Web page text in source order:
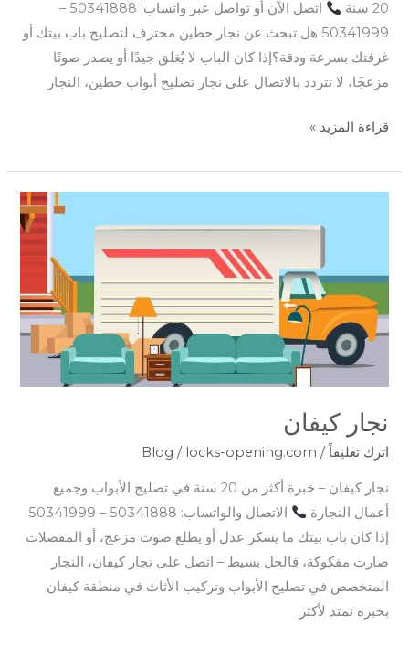
20 سنة
اتصل الآن أو تواصل عبر واتساب: 50341888 –
50341999 هل تبحث عن نجار حطين محترف لتصليح باب بيتك أو
غرفتك بسرعة ودقة؟إذا كان الباب لا يُغلق جيدًا أو يصدر صوتًا
مزعجًا، لا تتردد بالاتصال على نجار تصليح أبواب حطين، النجار
قراءة المزيد »
نجار كيفان
اترك تعليقاً /
Blog / locks-opening.com
نجار كيفان – خبرة أكثر من 20 سنة في تصليح الأبواب وجميع
أعمال النجارة
الاتصال والواتساب: 50341888 – 50341999
إذا كان باب بيتك ما يسكر عدل أو يطلع صوت مزعج، أو المفصلات
صارت مفكوكة، فالحل بسيط – اتصل على نجار كيفان، النجار
المتخصص في تصليح الأبواب وتركيب الأثاث في منطقة كيفان
بخبرة تمتد لأكثر